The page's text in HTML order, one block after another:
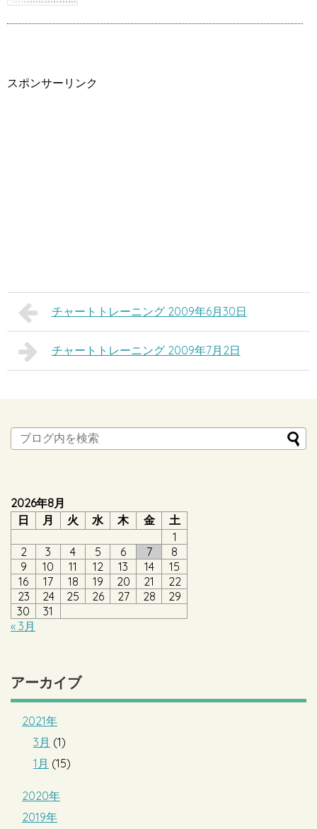
スポンサーリンク
チャートトレーニング 2009年6月30日
チャートトレーニング 2009年7月2日
2026年8月
日
月 火 水 木 金
土
1
2
3 4 5 6 7
8
9
10 11 12 13 14
15
16
17 18 19 20 21
22
23
24 25 26 27 28
29
30
31
« 3月
アーカイブ
2021年
3月 (1)
1月 (15)
2020年
2019年